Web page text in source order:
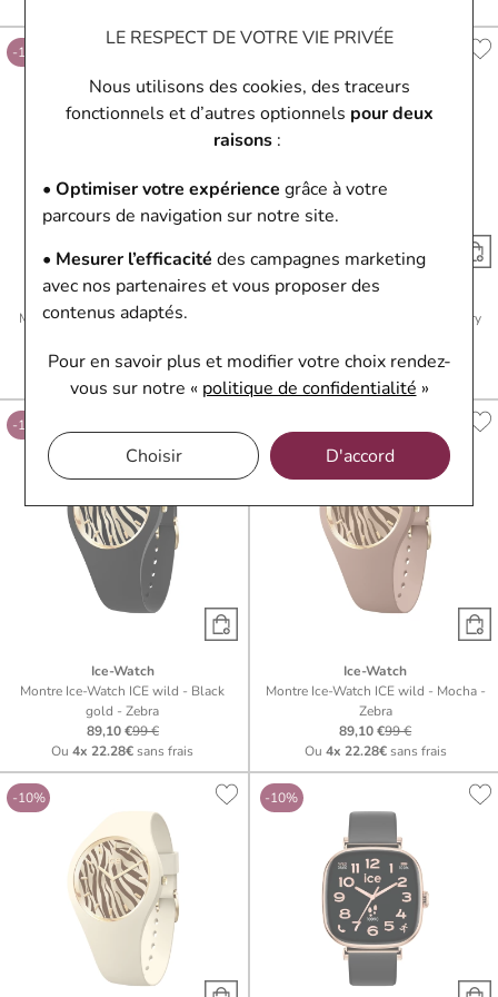
LE RESPECT DE VOTRE VIE PRIVÉE
Nous utilisons des cookies, des traceurs
fonctionnels et d’autres optionnels pour deux
raisons:
• Optimiser votre expérience grâce à votre
parcours de navigation sur notre site.
• Mesurer l’efficacité des campagnes marketing
avec nos partenaires et vous proposer des
contenus adaptés.
Pour en savoir plus et modifier votre choix rendez-
vous sur notre « politique de confidentialité »
Choisir D'accord
-10%
Ice-Watch
Montre Ice-Watch ICE flower - Soft
89,10 €99 €
sans frais
Ice-Watch
Montre Ice-Watch ICE flower - Ivory
89,10 €99 €
4x 22.28€ sans frais
-10%
Ice-Watch
Montre Ice-Watch ICE wild - Black
gold - Zebra
89,10 €99 €
Ou4x 22.28€sans frais
Ice-Watch
Montre Ice-Watch ICE wild - Mocha -
Zebra
89,10 €99 €
Ou 4x 22.28€sans frais
-10% -10%